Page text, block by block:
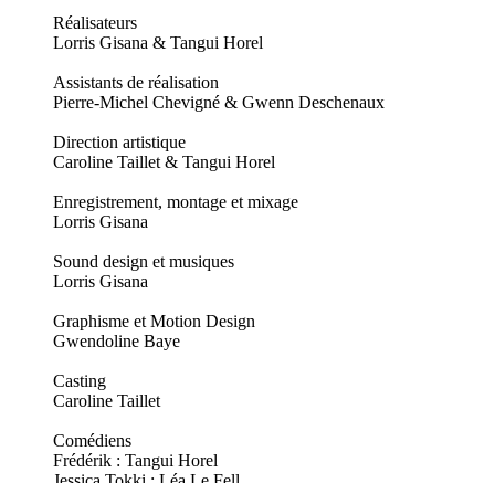
Réalisateurs
Lorris Gisana & Tangui Horel
Assistants de réalisation
Pierre-Michel Chevigné & Gwenn Deschenaux
Direction artistique
Caroline Taillet & Tangui Horel
Enregistrement, montage et mixage
Lorris Gisana
Sound design et musiques
Lorris Gisana
Graphisme et Motion Design
Gwendoline Baye
Casting
Caroline Taillet
Comédiens
Frédérik : Tangui Horel